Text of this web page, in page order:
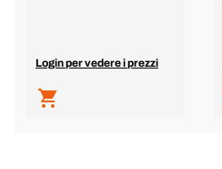
Login per vedere i prezzi